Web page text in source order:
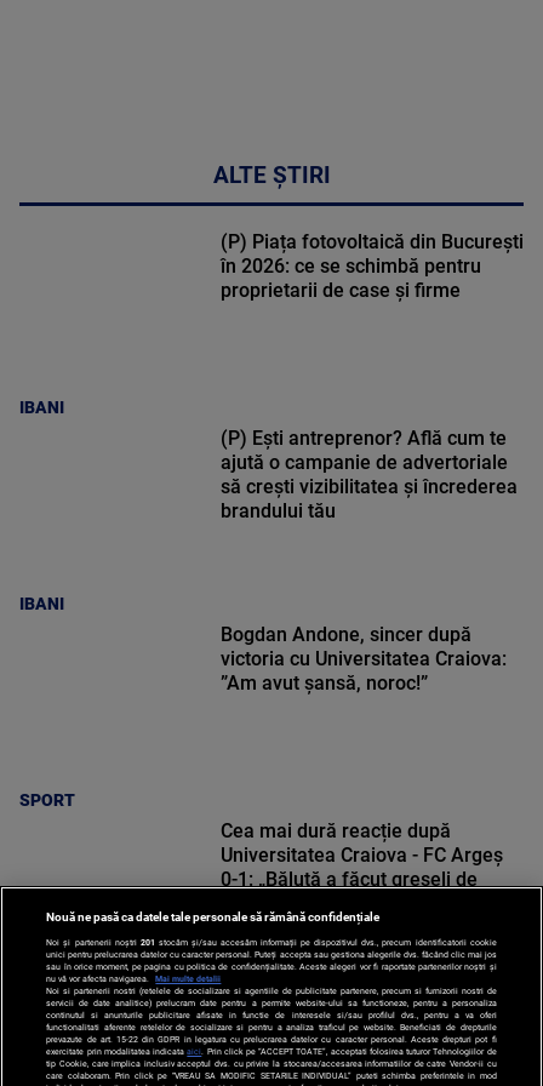
ALTE ȘTIRI
IBANI
(P) Piața fotovoltaică din București
în 2026: ce se schimbă pentru
proprietarii de case și firme
IBANI
(P) Ești antreprenor? Află cum te
ajută o campanie de advertoriale
să crești vizibilitatea și încrederea
brandului tău
SPORT
Bogdan Andone, sincer după
victoria cu Universitatea Craiova:
”Am avut șansă, noroc!”
SPORT
Cea mai dură reacție după
Universitatea Craiova - FC Argeș
0-1: „Băluță a făcut greșeli de
Nouă ne pasă ca datele tale personale să rămână confidențiale
Noi și partenerii noștri 201 stocăm și/sau accesăm informații pe dispozitivul dvs., precum identificatorii cookie
unici pentru prelucrarea datelor cu caracter personal. Puteți accepta sau gestiona alegerile dvs. făcând clic mai jos
sau în orice moment, pe pagina cu politica de confidențialitate. Aceste alegeri vor fi raportate partenerilor noștri și
nu vă vor afecta navigarea.
Mai multe detalii
Noi si partenerii nostri (retelele de socializare si agentiile de publicitate partenere, precum si furnizorii nostri de
servicii de date analitice) prelucram date pentru a permite website-ului sa functioneze, pentru a personaliza
continutul si anunturile publicitare afisate in functie de interesele si/sau profilul dvs., pentru a va oferi
functionalitati aferente retelelor de socializare si pentru a analiza traficul pe website. Beneficiati de drepturile
prevazute de art. 15-22 din GDPR in legatura cu prelucrarea datelor cu caracter personal. Aceste drepturi pot fi
exercitate prin modalitatea indicataaici . Prin click pe “ACCEPT TOATE”, acceptati folosirea tuturor Tehnologiilor de
tip Cookie, care implica inclusiv acceptul dvs. cu privire la stocarea/accesarea informatiilor de catre Vendor-ii cu
care colaboram. Prin click pe “VREAU SA MODIFIC SETARILE INDIVIDUAL” puteti schimba preferintele in mod